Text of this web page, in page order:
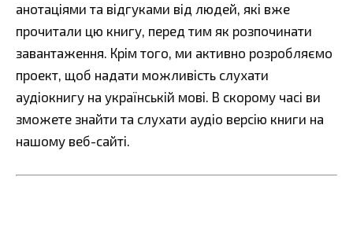
анотаціями та відгуками від людей, які вже
прочитали цю книгу, перед тим як розпочинати
завантаження. Крім того, ми активно розробляємо
проект, щоб надати можливість слухати
аудіокнигу на українській мові. В скорому часі ви
зможете знайти та слухати аудіо версію книги на
нашому веб-сайті.